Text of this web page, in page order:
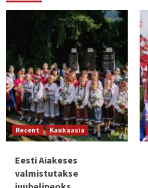
Recent Kaukaasia
Eesti Aiakeses
valmistutakse